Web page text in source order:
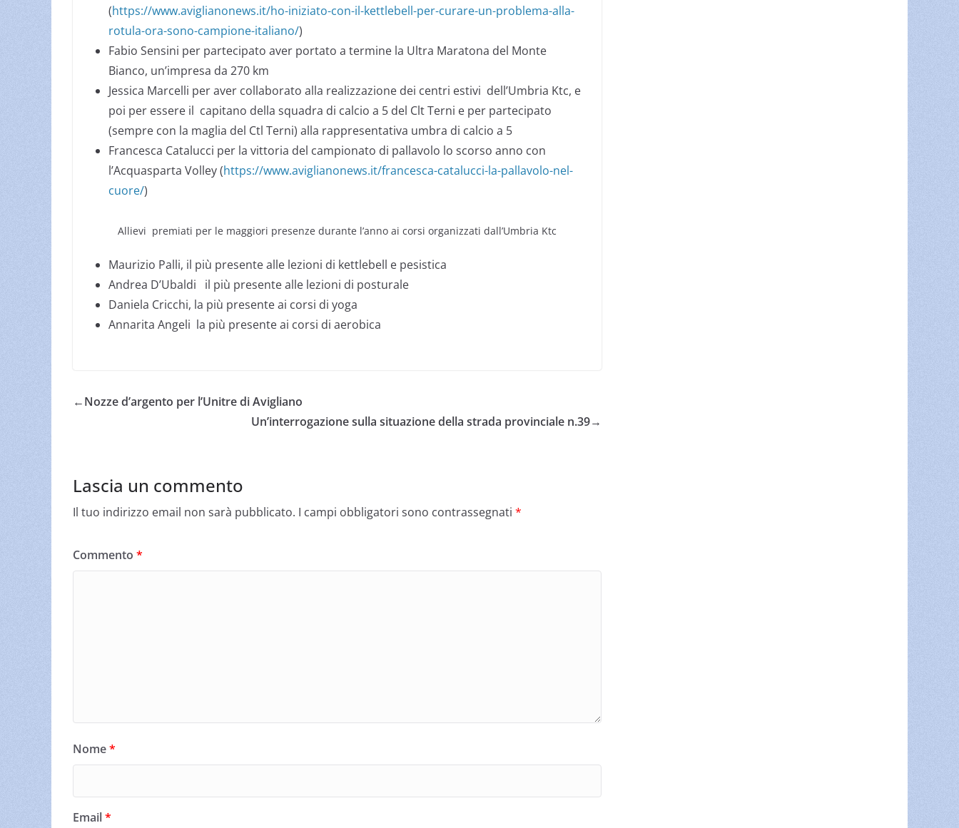
(https://www.aviglianonews.it/ho-iniziato-con-il-kettlebell-per-curare-un-problema-alla-
rotula-ora-sono-campione-italiano/)
Fabio Sensini per partecipato aver portato a termine la Ultra Maratona del Monte
Bianco, un’impresa da 270 km
Jessica Marcelli per aver collaborato alla realizzazione dei centri estivi dell’Umbria Ktc, e
poi per essere il capitano della squadra di calcio a 5 del Clt Terni e per partecipato
(sempre con la maglia del Ctl Terni) alla rappresentativa umbra di calcio a 5
Francesca Catalucci per la vittoria del campionato di pallavolo lo scorso anno con
l’Acquasparta Volley (https://www.aviglianonews.it/francesca-catalucci-la-pallavolo-nel-
cuore/)
Allievi premiati per le maggiori presenze durante l’anno ai corsi organizzati dall’Umbria Ktc
Maurizio Palli, il più presente alle lezioni di kettlebell e pesistica
Andrea D’Ubaldi il più presente alle lezioni di posturale
Daniela Cricchi, la più presente ai corsi di yoga
Annarita Angeli la più presente ai corsi di aerobica
←Nozze d’argento per l’Unitre di Avigliano
Un’interrogazione sulla situazione della strada provinciale n.39→
Lascia un commento
Il tuo indirizzo email non sarà pubblicato. I campi obbligatori sono contrassegnati *
Commento *
Nome*
Email*